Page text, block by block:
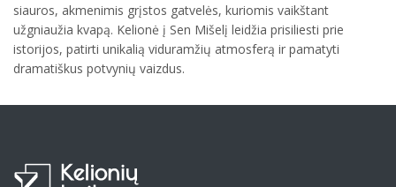
siauros, akmenimis grįstos gatvelės, kuriomis vaikštant
užgniaužia kvapą. Kelionė į Sen Mišelį leidžia prisiliesti prie
istorijos, patirti unikalią viduramžių atmosferą ir pamatyti
dramatiškus potvynių vaizdus.